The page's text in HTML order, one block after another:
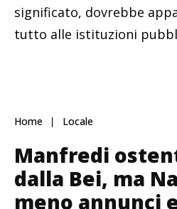
significato, dovrebbe
tutto alle istituzioni
Home Locale
Manfredi
dalla Bei, ma
meno annunci